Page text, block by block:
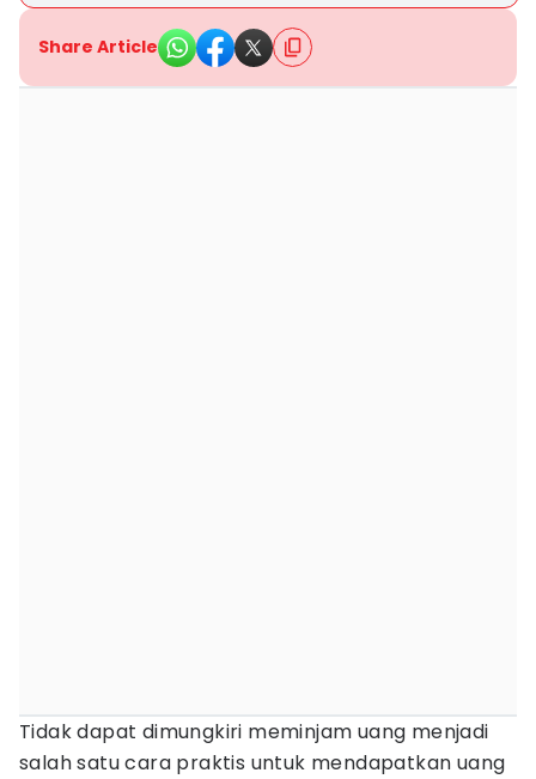
Share Article
Tidak dapat dimungkiri meminjam uang menjadi
salah satu cara praktis untuk mendapatkan uang